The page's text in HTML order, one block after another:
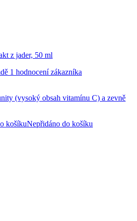
z jader, 50 ml
1 hodnocení zákazníka
(vysoký obsah vitamínu C) a zevně
košíkuNepřidáno do košíku